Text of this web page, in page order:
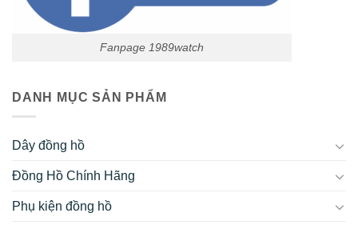
Fanpage 1989watch
DANH MỤC SẢN PHẨM
Dây đồng hồ
Đồng Hồ Chính Hãng
Phụ kiện đồng hồ